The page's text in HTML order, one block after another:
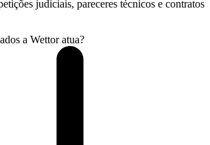
judiciais, pareceres técnicos e contratos
a Wettor atua?